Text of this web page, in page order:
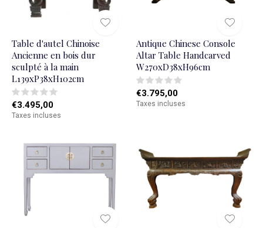
Table d'autel Chinoise
Ancienne en bois dur
sculpté à la main
L139xP38xH102cm
€3.495,00
Taxes incluses
Antique Chinese Console
Altar Table Handcarved
W270xD38xH96cm
€3.795,00
Taxes incluses